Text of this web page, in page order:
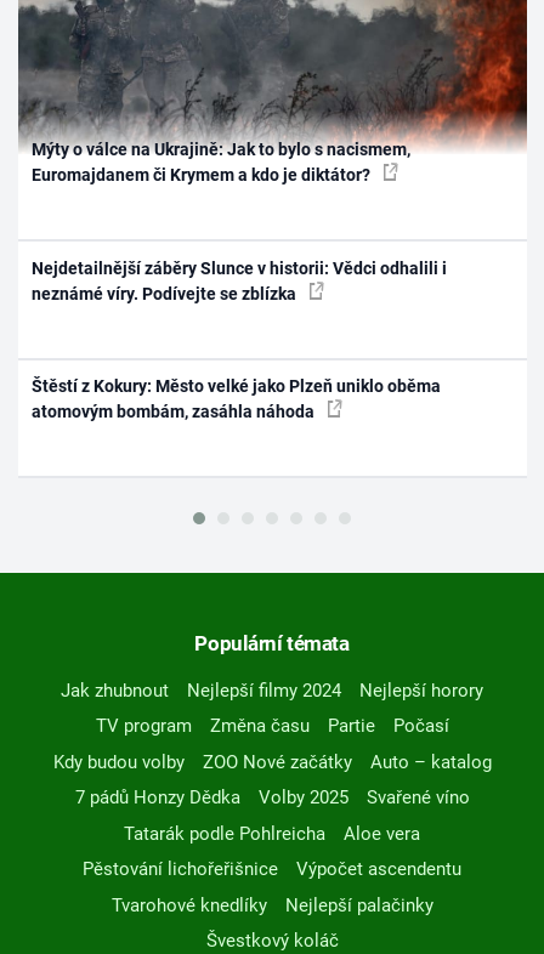
Mýty o válce na Ukrajině: Jak to bylo s nacismem,
Euromajdanem či Krymem a kdo je diktátor?
Nejdetailnější záběry Slunce v historii: Vědci odhalili i
neznámé víry. Podívejte se zblízka
Štěstí z Kokury: Město velké jako Plzeň uniklo oběma
atomovým bombám, zasáhla náhoda
Populární témata
Jak zhubnout Nejlepší filmy 2024
Nejlepší horory
TV program
Změna času Partie
Počasí
Kdy budou volby
ZOO Nové začátky
Auto – katalog
7 pádů Honzy Dědka
Volby 2025
Svařené víno
Tatarák podle Pohlreicha
Aloe vera
Pěstování lichořeřišnice
Výpočet ascendentu
Tvarohové knedlíky
Nejlepší palačinky
Švestkový koláč